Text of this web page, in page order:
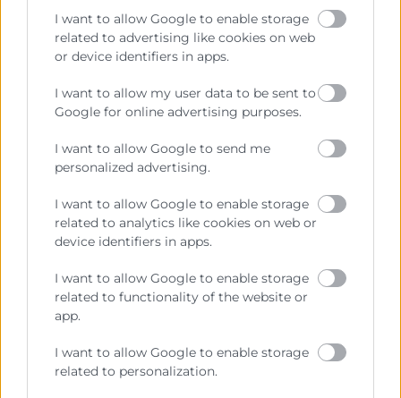
I want to allow Google to enable storage
related to advertising like cookies on web
or device identifiers in apps.
I want to allow my user data to be sent to
Google for online advertising purposes.
I want to allow Google to send me
personalized advertising.
I want to allow Google to enable storage
related to analytics like cookies on web or
device identifiers in apps.
I want to allow Google to enable storage
related to functionality of the website or
app.
I want to allow Google to enable storage
related to personalization.
CURSOS RELACIONADOS
Elige cuál será tu próximo
paso
experto en el área